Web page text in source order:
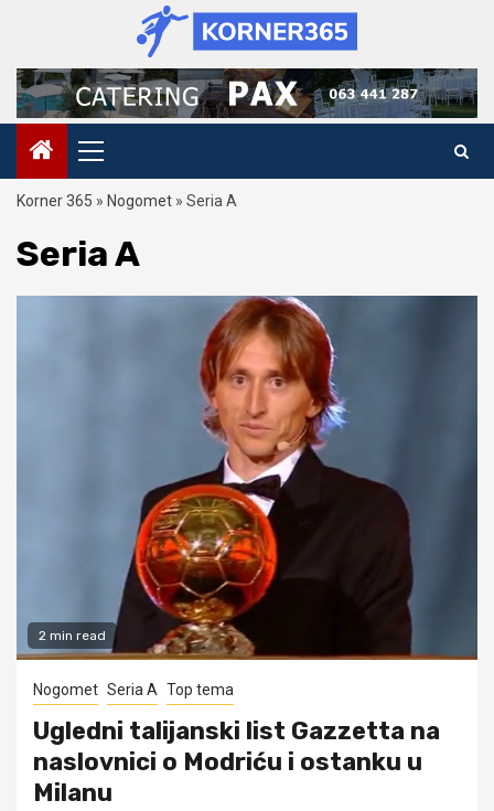
content
Primary
Menu
Korner 365 » Nogomet » Seria A
Seria A
2 min read
Nogomet Seria A Top tema
Ugledni talijanski list Gazzetta na
naslovnici o Modriću i ostanku u
Milanu